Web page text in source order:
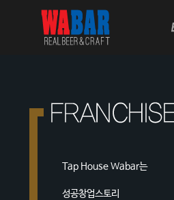
Tap House Wabar는
성공창업스토리